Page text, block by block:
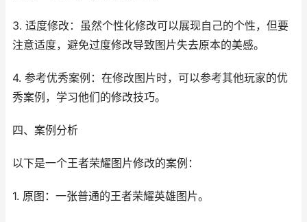
3. 适度修改：虽然个性化修改可以展现自己的个性，但要
注意适度，避免过度修改导致图片失去原本的美感。
4. 参考优秀案例：在修改图片时，可以参考其他玩家的优
秀案例，学习他们的修改技巧。
四、案例分析
以下是一个王者荣耀图片修改的案例：
1. 原图：一张普通的王者荣耀英雄图片。